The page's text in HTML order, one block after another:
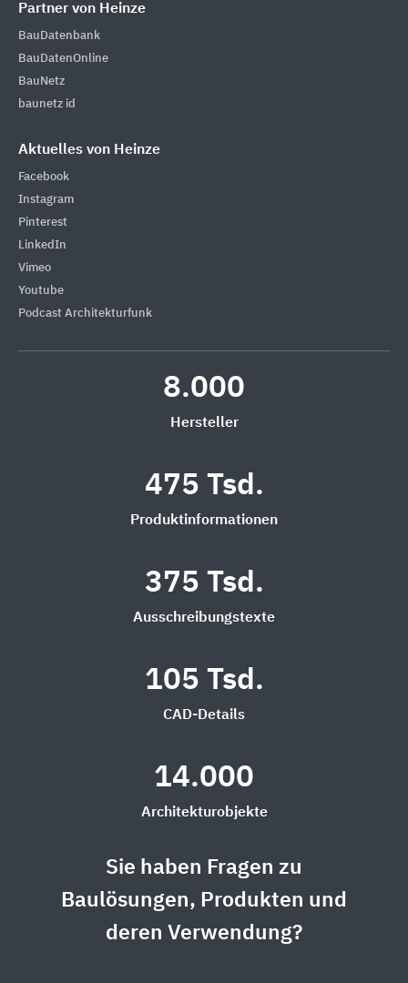
Partner von Heinze
BauDatenbank
BauDatenOnline
BauNetz
baunetz id
Aktuelles von Heinze
Facebook
Instagram
Pinterest
LinkedIn
Vimeo
Youtube
Podcast Architekturfunk
8.000
Hersteller
475 Tsd.
Produktinformationen
375 Tsd.
Ausschreibungstexte
105 Tsd.
CAD-Details
14.000
Architekturobjekte
Sie haben Fragen zu
Baulösungen, Produkten und
deren Verwendung?